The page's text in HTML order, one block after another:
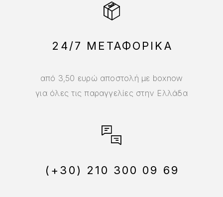
24/7 ΜΕΤΑΦΟΡΙΚΑ
από 3,50 ευρώ αποστολή με boxnow
για όλες τις παραγγελίες στην Ελλάδα
(+30) 210 300 09 69